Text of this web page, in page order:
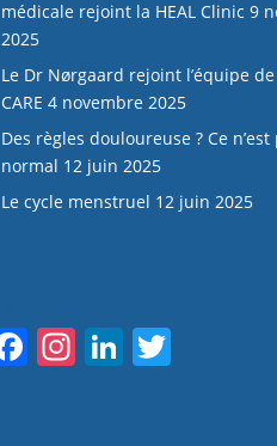
médicale rejoint la HEAL Clinic 9
2025
Le Dr Nørgaard rejoint l’équipe de
CARE 4 novembre 2025
Des règles douloureuse ? Ce n’est
normal 12 juin 2025
Le cycle menstruel 12 juin 2025
F In Li T